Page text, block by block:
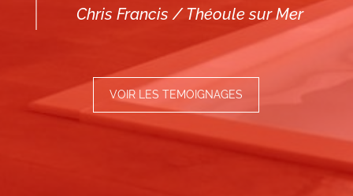
Chris Francis / Théoule sur Mer
VOIR LES TEMOIGNAGES